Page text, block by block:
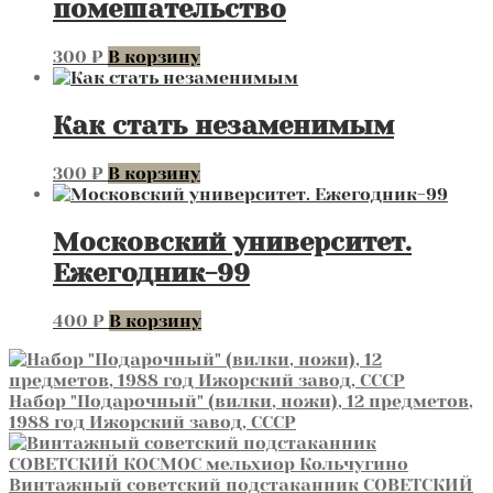
помешательство
300 ₽ В корзину
Как стать незаменимым
300 ₽ В корзину
Московский университет.
Ежегодник-99
400 ₽ В корзину
Набор "Подарочный" (вилки, ножи), 12 предметов,
1988 год Ижорский завод, СССР
Винтажный советский подстаканник СОВЕТСКИЙ